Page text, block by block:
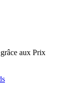
aux Prix